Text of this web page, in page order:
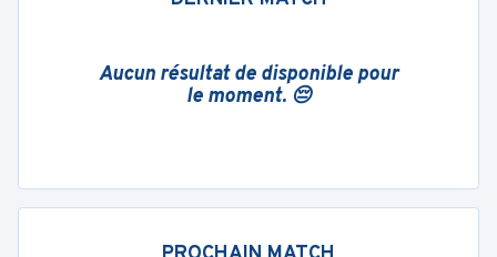
Aucun résultat de disponible pour
le moment. 😔